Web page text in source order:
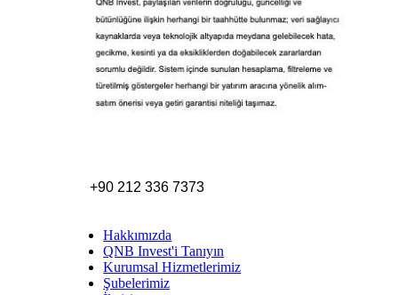
+90 212 336 7373
Hakkımızda
QNB Invest'i Tanıyın
Kurumsal Hizmetlerimiz
Şubelerimiz